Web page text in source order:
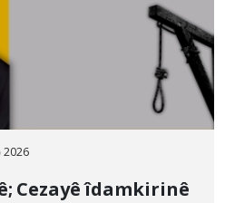
2026
Cezayê îdamkirinê